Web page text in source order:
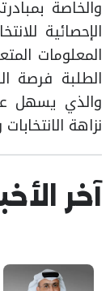
والخاصة
الإحصائية
المعلومات
الطلبة فرصة
والذي يسهل
نزاهة
آخر